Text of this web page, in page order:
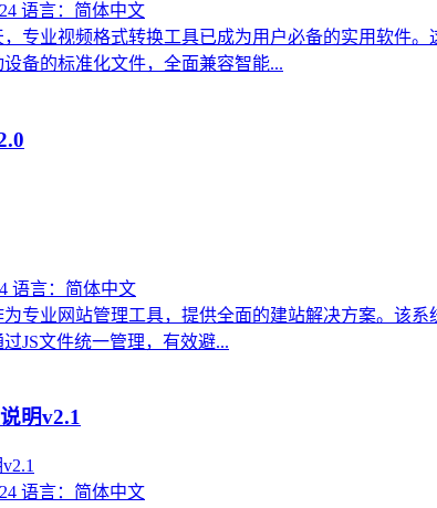
语言：简体中文
专业视频格式转换工具已成为用户必备的实用软件
备的标准化文件，全面兼容智能...
语言：简体中文
专业网站管理工具，提供全面的建站解决方案。该
JS文件统一管理，有效避...
明v2.1
语言：简体中文